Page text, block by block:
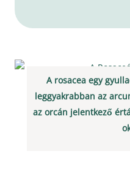
A rosacea egy
leggyakrabban az
az orcán jelentkező